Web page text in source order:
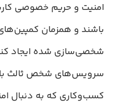
امنیت و حریم خصوصی
باشند و همزمان
شخصی‌سازی شده ایجاد
سرویس‌های شخص ثالث
کسب‌وکاری که به دنبال